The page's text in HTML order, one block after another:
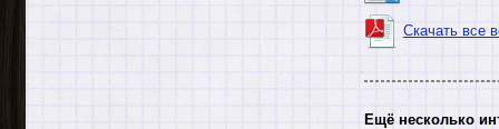
Скачать все
Ещё несколько